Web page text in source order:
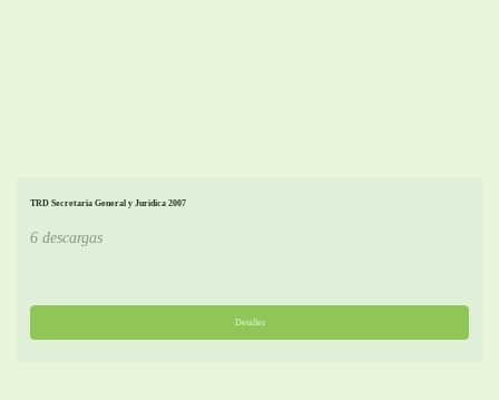
TRD Secretaria General y Juridica 2007
6 descargas
Detalles